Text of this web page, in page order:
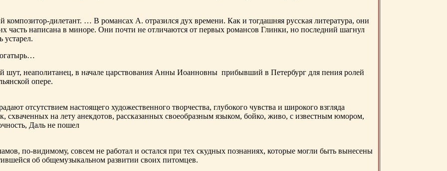
композитор-дилетант. … В романсах А. отразился дух времени. Как и тогдашняя русская литература, они
часть написана в миноре. Они почти не отличаются от первых романсов Глинки, но последний шагнул
устарел.
шут, неаполитанец, в начале царствования Анны Иоанновны прибывший в Петербург для пения ролей
опере.
отсутствием настоящего художественного творчества, глубокого чувства и широкого взгляда
на лету анекдотов, рассказанных своеобразным языком, бойко, живо, с известным юмором,
Даль не пошел
по-видимому, совсем не работал и остался при тех скудных познаниях, которые могли быть вынесены
об общемузыкальном развитии своих питомцев.